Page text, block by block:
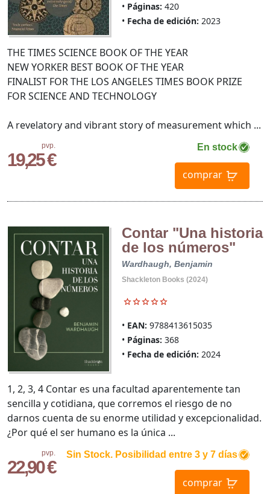
Páginas: 420
Fecha de edición: 2023
pvp.
19,25 €
En stock
comprar
THE TIMES SCIENCE BOOK OF THE YEAR
NEW YORKER BEST BOOK OF THE YEAR
FINALIST FOR THE LOS ANGELES TIMES BOOK PRIZE
FOR SCIENCE AND TECHNOLOGY
A revelatory and vibrant story of measurement which ...
Contar "Una historia
de los números"
Wardhaugh, Benjamin
Shackleton Books (2024)
EAN: 9788413615035
Páginas: 368
Fecha de edición: 2024
pvp.
22,90 €
Sin Stock. Posibilidad entre 3 y 7 días
comprar
1, 2, 3, 4 Contar es una facultad aparentemente tan
sencilla y cotidiana, que corremos el riesgo de no
darnos cuenta de su enorme utilidad y excepcionalidad.
¿Por qué el ser humano es la única ...